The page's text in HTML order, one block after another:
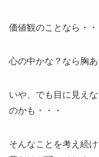
価値観のことなら・・
心の中かな？なら胸
いや、でも目に見え
のかも・・・
そんなことを考え続